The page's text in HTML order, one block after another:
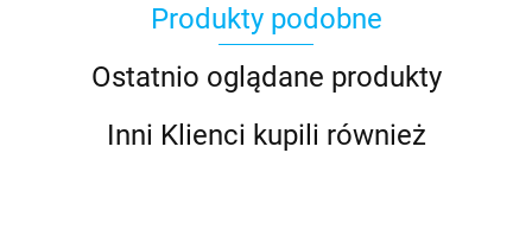
Basic Fun
Produkty podobne
Ostatnio oglądane produkty
Inni Klienci kupili również